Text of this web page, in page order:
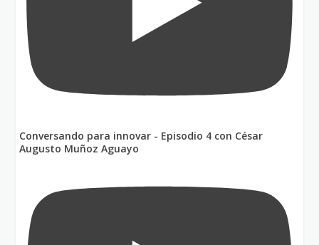
Conversando para innovar - Episodio 4 con César
Augusto Muñoz Aguayo